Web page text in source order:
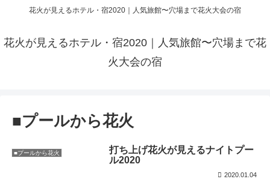
花火が見えるホテル・宿2020｜人気旅館〜穴場まで花火大会の宿
花火が見えるホテル・宿2020｜人気旅館〜穴場まで花
火大会の宿
■プールから花火
■プールから花火
打ち上げ花火が見えるナイトプー
ル2020
2020.01.04